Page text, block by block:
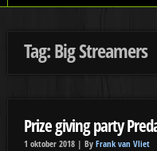
Tag: Big Streamers
Prize giving party
1 oktober 2018 | By Frank van Vliet